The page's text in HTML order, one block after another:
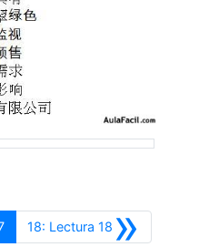
»
18: Lectura 18Siguiente